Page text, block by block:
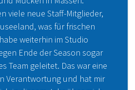
viele neue Staff-Mitglieder,
was für frischen
weiterhin im Studio
Ende der Season sogar
Team geleitet. Das war eine
Verantwortung und hat mir